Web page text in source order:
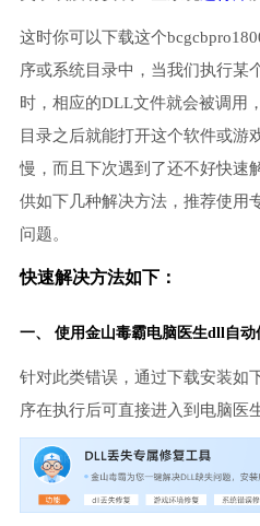
这时你可以下载这个
序或系统目录中，当我们执行某
时，相应的DLL文件就会被调用
目录之后就能打开这个软件或游
慢，而且下次遇到了还不好快速
供如下几种解决方法，推荐使用
问题。
快速解决方法如下：
一、 使用金山毒霸电脑医生dll自动
针对此类错误，通过下载安装如
序在执行后可直接进入到电脑医